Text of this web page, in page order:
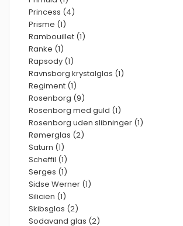
Princess (4)
Prisme (1)
Rambouillet (1)
Ranke (1)
Rapsody (1)
Ravnsborg krystalglas (1)
Regiment (1)
Rosenborg (9)
Rosenborg med guld (1)
Rosenborg uden slibninger (1)
Rømerglas (2)
Saturn (1)
Scheffil (1)
Serges (1)
Sidse Werner (1)
Silicien (1)
Skibsglas (2)
Sodavand glas (2)